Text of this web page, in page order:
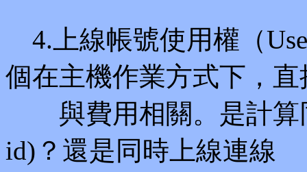
4.上線帳號使用權（
個在主機作業方式下，直
與費用相關。是計算
id)？還是同時上線連線